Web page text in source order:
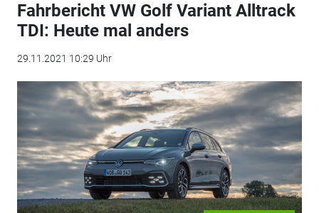
Fahrbericht VW Golf Variant Alltrack
TDI: Heute mal anders
29.11.2021 10:29 Uhr